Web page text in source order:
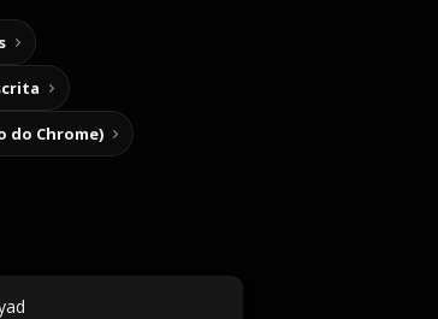
do Chrome)